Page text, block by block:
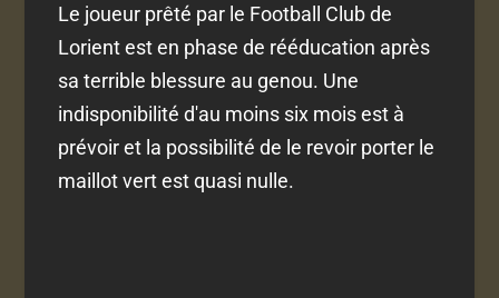
Le joueur prêté par le Football Club de
Lorient est en phase de rééducation après
sa terrible blessure au genou. Une
indisponibilité d'au moins six mois est à
prévoir et la possibilité de le revoir porter le
maillot vert est quasi nulle.